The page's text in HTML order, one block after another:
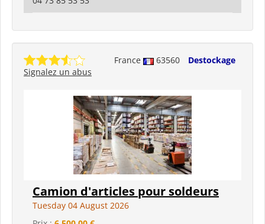
France 63560
Destockage
Signalez un abus
Camion d'articles pour soldeurs
Tuesday 04 August 2026